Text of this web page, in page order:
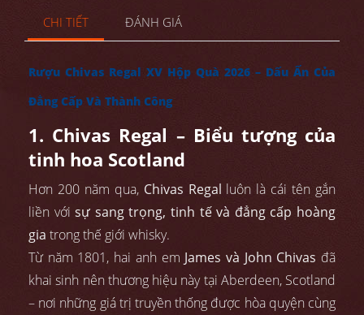
CHI TIẾT ĐÁNH GIÁ
Rượu Chivas Regal XV Hộp Quà 2026 – Dấu Ấn Của
Đẳng Cấp Và Thành Công
1. Chivas Regal – Biểu tượng của
tinh hoa Scotland
Hơn 200 năm qua, Chivas Regal luôn là cái tên gắn
liền vớisự sang trọng, tinh tế và đẳng cấp hoàng
gia trong thế giới whisky.
Từ năm 1801, hai anh em James và John Chivas đã
khai sinh nên thương hiệu này tại Aberdeen, Scotland
– nơi những giá trị truyền thống được hòa quyện cùng